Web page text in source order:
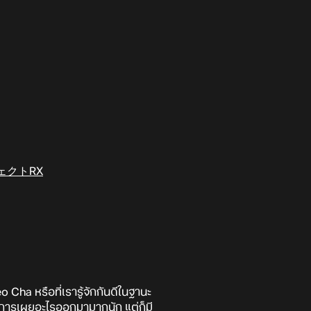
クトRX
Cha หรือที่เรารู้จักกันดีในฐานะ
รเผยอะไรออกมามากนัก แต่ก็มี